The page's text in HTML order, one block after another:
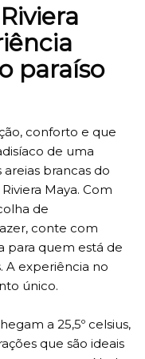
paraíso
conforto e que
de uma
brancas do
Maya. Com
de
conte com
para quem está de
A experiência no
único.
a 25,5º celsius,
que são ideais